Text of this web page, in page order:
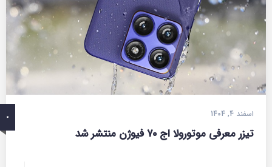
0 اسفند 4, 1404
تیزر معرفی موتورولا اج ۷۰ فیوژن منتشر شد